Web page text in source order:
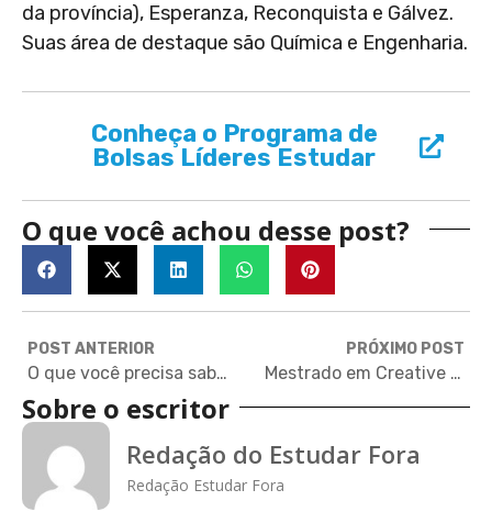
da província), Esperanza, Reconquista e Gálvez.
Suas área de destaque são Química e Engenharia.
Conheça o Programa de
Bolsas Líderes Estudar
O que você achou desse post?
POST ANTERIOR
O que você precisa saber para estudar Direito no exterior
PRÓXIMO POST
Mestrado em Creative Writing: conheça opções de cursos no exterior
Sobre o escritor
Redação do Estudar Fora
Redação Estudar Fora